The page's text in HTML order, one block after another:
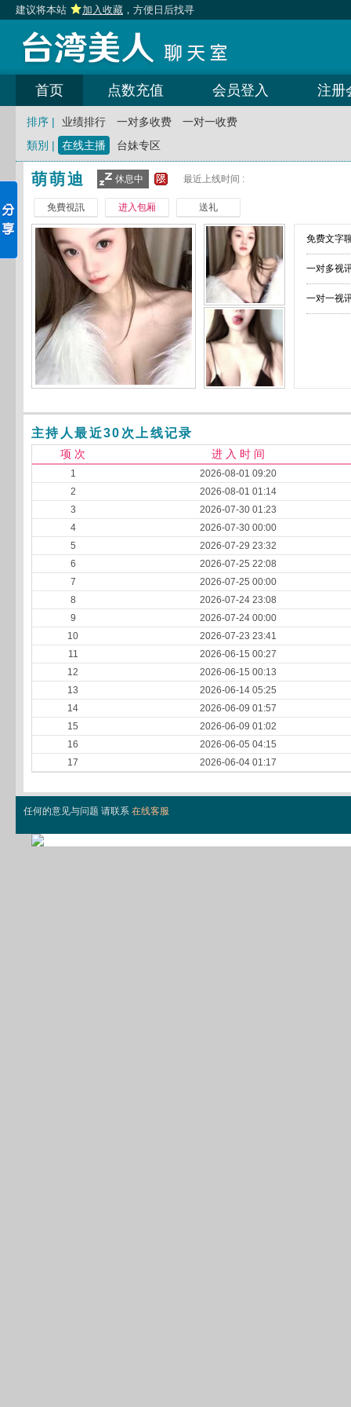
建议将本站 加入收藏 ，方便日后找寻
首页 点数充值 会员登入 注册
排序 | 业绩排行 一对多收费
一对一收费
類別 |
在线主播 台妹专区
萌萌迪 休息中 最近上线时间 :
免費視訊 进入包厢 送礼
免费文字
一对多视
一对一视
主持人最近30次上线记录
项 次 进 入 时 间
1
2026-08-01 09:20
2
2026-08-01 01:14
3
2026-07-30 01:23
4
2026-07-30 00:00
5
2026-07-29 23:32
6
2026-07-25 22:08
7
2026-07-25 00:00
8
2026-07-24 23:08
9
2026-07-24 00:00
10
2026-07-23 23:41
11
2026-06-15 00:27
12
2026-06-15 00:13
13
2026-06-14 05:25
14
2026-06-09 01:57
15
2026-06-09 01:02
16
2026-06-05 04:15
17
2026-06-04 01:17
任何的意见与问题 请联系 在线客服